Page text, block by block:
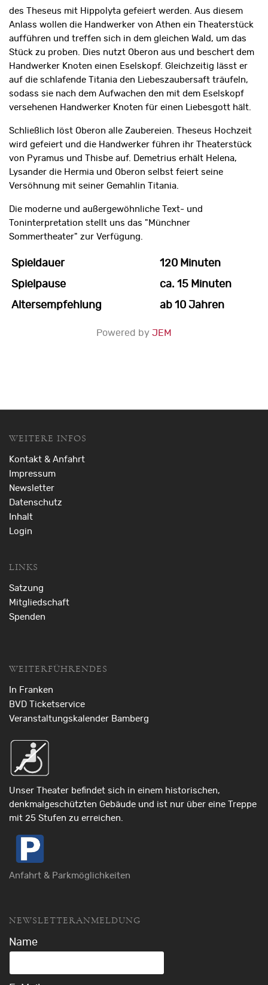
des Theseus mit Hippolyta gefeiert werden. Aus diesem
Anlass wollen die Handwerker von Athen ein Theaterstück
aufführen und treffen sich in dem gleichen Wald, um das
Stück zu proben. Dies nutzt Oberon aus und beschert dem
Handwerker Knoten einen Eselskopf. Gleichzeitig lässt er
auf die schlafende Titania den Liebeszaubersaft träufeln,
sodass sie nach dem Aufwachen den mit dem Eselskopf
versehenen Handwerker Knoten für einen Liebesgott hält.
Schließlich löst Oberon alle Zaubereien. Theseus Hochzeit
wird gefeiert und die Handwerker führen ihr Theaterstück
von Pyramus und Thisbe auf. Demetrius erhält Helena,
Lysander die Hermia und Oberon selbst feiert seine
Versöhnung mit seiner Gemahlin Titania.
Die moderne und außergewöhnliche Text- und
Toninterpretation stellt uns das "Münchner
Sommertheater" zur Verfügung.
Spieldauer
120 Minuten
Spielpause
ca. 15 Minuten
Altersempfehlung
ab 10 Jahren
Powered by JEM
WEITERE INFOS
Kontakt & Anfahrt
Impressum
Newsletter
Datenschutz
Inhalt
Login
LINKS
Satzung
Mitgliedschaft
Spenden
WEITERFÜHRENDES
In Franken
BVD Ticketservice
Veranstaltungskalender Bamberg
Unser Theater befindet sich in einem historischen,
denkmalgeschützten Gebäude und ist nur über eine Treppe
mit 25 Stufen zu erreichen.
Anfahrt & Parkmöglichkeiten
NEWSLETTERANMELDUNG
Name